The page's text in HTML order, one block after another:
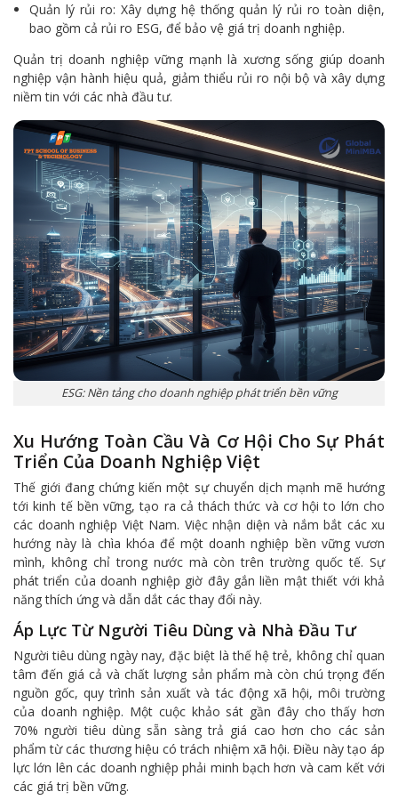
Quản lý rủi ro: Xây dựng hệ thống quản lý rủi ro toàn diện,
bao gồm cả rủi ro ESG, để bảo vệ giá trị doanh nghiệp.
Quản trị doanh nghiệp vững mạnh là xương sống giúp doanh
nghiệp vận hành hiệu quả, giảm thiểu rủi ro nội bộ và xây dựng
niềm tin với các nhà đầu tư.
ESG: Nền tảng cho doanh nghiệp phát triển bền vững
Xu Hướng Toàn Cầu Và Cơ Hội Cho Sự Phát
Triển Của Doanh Nghiệp Việt
Thế giới đang chứng kiến một sự chuyển dịch mạnh mẽ hướng
tới kinh tế bền vững, tạo ra cả thách thức và cơ hội to lớn cho
các doanh nghiệp Việt Nam. Việc nhận diện và nắm bắt các xu
hướng này là chìa khóa để một doanh nghiệp bền vững vươn
mình, không chỉ trong nước mà còn trên trường quốc tế. Sự
phát triển của doanh nghiệp giờ đây gắn liền mật thiết với khả
năng thích ứng và dẫn dắt các thay đổi này.
Áp Lực Từ Người Tiêu Dùng và Nhà Đầu Tư
Người tiêu dùng ngày nay, đặc biệt là thế hệ trẻ, không chỉ quan
tâm đến giá cả và chất lượng sản phẩm mà còn chú trọng đến
nguồn gốc, quy trình sản xuất và tác động xã hội, môi trường
của doanh nghiệp. Một cuộc khảo sát gần đây cho thấy hơn
70% người tiêu dùng sẵn sàng trả giá cao hơn cho các sản
phẩm từ các thương hiệu có trách nhiệm xã hội. Điều này tạo áp
lực lớn lên các doanh nghiệp phải minh bạch hơn và cam kết với
các giá trị bền vững.